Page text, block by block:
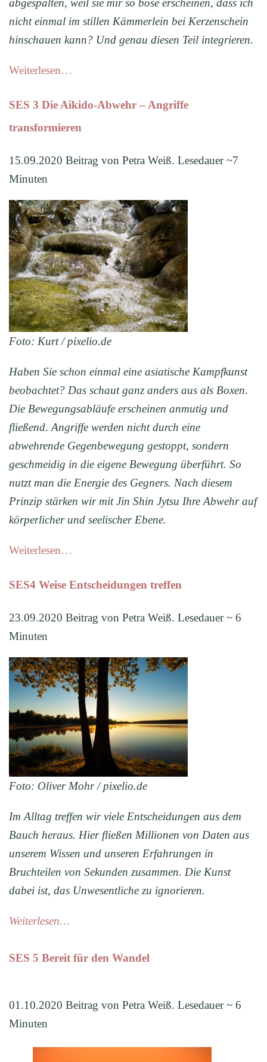
abgespalten, weil sie mir so böse erscheinen, dass ich
nicht einmal im stillen Kämmerlein bei Kerzenschein
hinschauen kann? Und genau diesen Teil integrieren.
Weiterlesen…
SES 3 Die Aikido-Abwehr – Angriffe
transformieren
15.09.2020 Beitrag von Petra Weiß. Lesedauer ~7
Minuten
Foto: Kurt / pixelio.de
Haben Sie schon einmal eine asiatische Kampfkunst
beobachtet? Das schaut ganz anders aus als Boxen.
Die Bewegungsabläufe erscheinen anmutig und
fließend. Angriffe werden nicht durch eine
abwehrende Gegenbewegung gestoppt, sondern
geschmeidig in die eigene Bewegung überführt. So
nutzt man die Energie des Gegners. Nach diesem
Prinzip stärken wir mit Jin Shin Jytsu Ihre Abwehr auf
körperlicher und seelischer Ebene.
Weiterlesen…
SES4 Weise Entscheidungen treffen
23.09.2020 Beitrag von Petra Weiß. Lesedauer ~ 6
Minuten
Foto: Oliver Mohr / pixelio.de
Im Alltag treffen wir viele Entscheidungen aus dem
Bauch heraus. Hier fließen Millionen von Daten aus
unserem Wissen und unseren Erfahrungen in
Bruchteilen von Sekunden zusammen. Die Kunst
dabei ist, das Unwesentliche zu ignorieren.
Weiterlesen…
SES 5 Bereit für den Wandel
01.10.2020 Beitrag von Petra Weiß. Lesedauer ~ 6
Minuten